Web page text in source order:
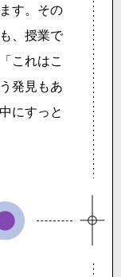
す。その
、授業で
これはこ
発見もあ
にすっと